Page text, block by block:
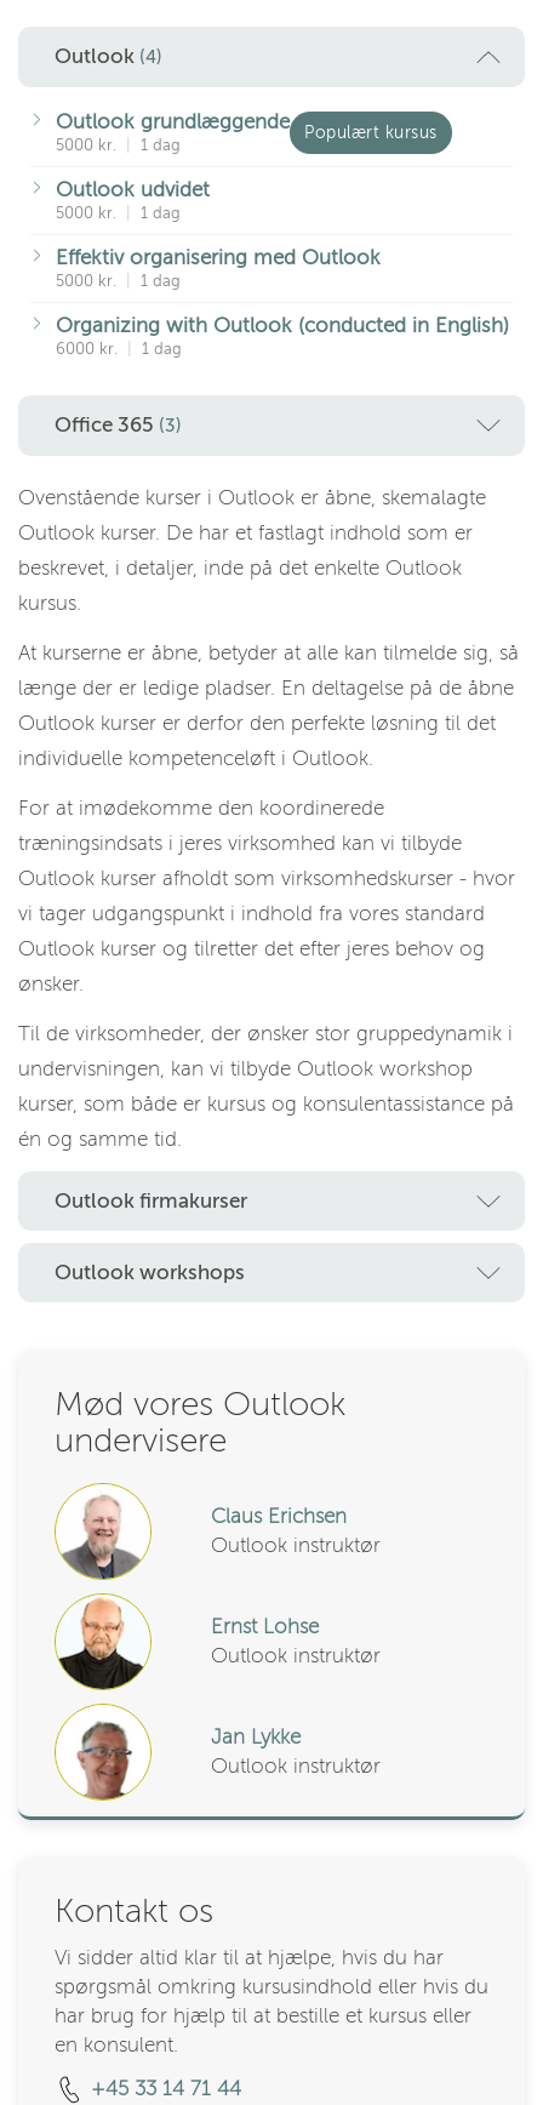
Outlook (4)
Outlook grundlæggende
5000 kr. 1 dag
Populært kursus
Outlook udvidet
5000 kr. 1 dag
Effektiv organisering med Outlook
5000 kr. 1 dag
Organizing with Outlook (conducted in English)
6000 kr. 1 dag
Office 365 (3)
Ovenstående kurser i Outlook er åbne, skemalagte
Outlook kurser. De har et fastlagt indhold som er
beskrevet, i detaljer, inde på det enkelte Outlook
kursus.
At kurserne er åbne, betyder at alle kan tilmelde sig, så
længe der er ledige pladser. En deltagelse på de åbne
Outlook kurser er derfor den perfekte løsning til det
individuelle kompetenceløft i Outlook.
For at imødekomme den koordinerede
træningsindsats i jeres virksomhed kan vi tilbyde
Outlook kurser afholdt som virksomhedskurser - hvor
vi tager udgangspunkt i indhold fra vores standard
Outlook kurser og tilretter det efter jeres behov og
ønsker.
Til de virksomheder, der ønsker stor gruppedynamik i
undervisningen, kan vi tilbyde Outlook workshop
kurser, som både er kursus og konsulentassistance på
én og samme tid.
Outlook firmakurser
Outlook workshops
Mød vores Outlook
undervisere
Claus Erichsen
Outlook instruktør
Ernst Lohse
Outlook instruktør
Jan Lykke
Outlook instruktør
Kontakt os
Vi sidder altid klar til at hjælpe, hvis du har
spørgsmål omkring kursusindhold eller hvis du
har brug for hjælp til at bestille et kursus eller
en konsulent.
+45 33 14 71 44